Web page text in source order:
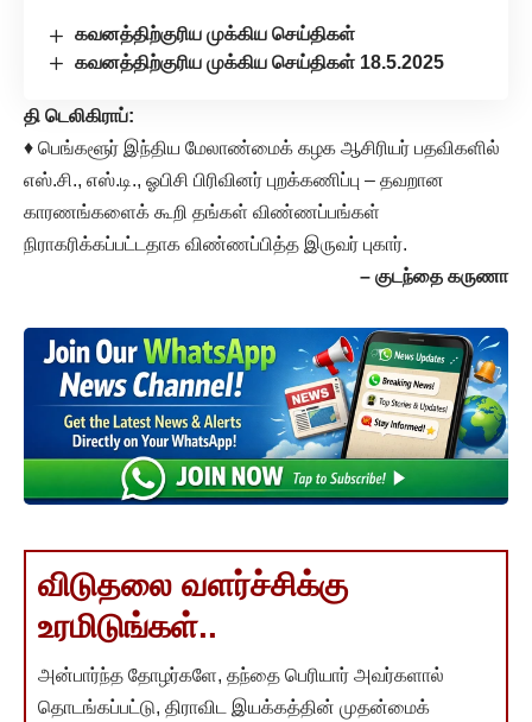
கவனத்திற்குரிய முக்கிய செய்திகள்
கவனத்திற்குரிய முக்கிய செய்திகள் 18.5.2025
தி டெலிகிராப்:
♦ பெங்களூர் இந்திய மேலாண்மைக் கழக ஆசிரியர் பதவிகளில்
எஸ்.சி., எஸ்.டி., ஓபிசி பிரிவினர் புறக்கணிப்பு – தவறான
காரணங்களைக் கூறி தங்கள் விண்ணப்பங்கள்
நிராகரிக்கப்பட்டதாக விண்ணப்பித்த இருவர் புகார்.
– குடந்தை கருணா
விடுதலை வளர்ச்சிக்கு
உரமிடுங்கள்..
அன்பார்ந்த தோழர்களே, தந்தை பெரியார் அவர்களால்
தொடங்கப்பட்டு, திராவிட இயக்கத்தின் முதன்மைக்